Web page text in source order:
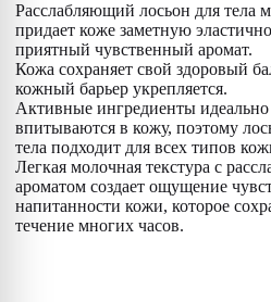
Расслабляющий лосьон для тела
придает коже заметную
приятный чувственный аромат.
Кожа сохраняет свой здоровый
кожный барьер укрепляется.
Активные ингредиенты идеально
впитываются в кожу, поэтому
тела подходит для всех типов
Легкая молочная текстура с
ароматом создает ощущение
напитанности кожи, которое
течение многих часов.